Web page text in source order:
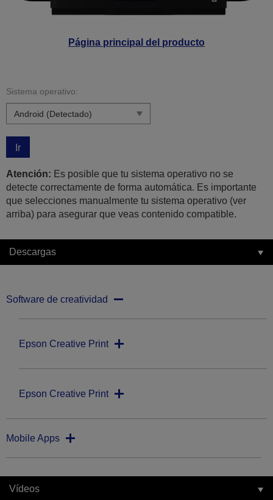
Página principal del producto
Sistema operativo:
Ir
Atención: Es posible que tu sistema operativo no se
detecte correctamente de forma automática. Es importante
que selecciones manualmente tu sistema operativo (ver
arriba) para asegurar que veas contenido compatible.
Descargas
Software de creatividad
Epson Creative Print
Epson Creative Print
Mobile Apps
Vídeos